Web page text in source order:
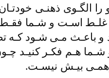
الگـوی ذهنـی
اسـت و شـما فقـط
و باعـث مـی شـود
شـما هـم فکـر
بیـش نیسـت.